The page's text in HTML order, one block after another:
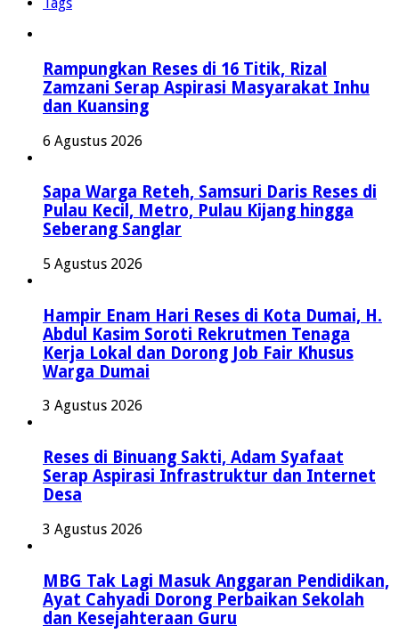
Rampungkan Reses di 16 Titik, Rizal
Zamzani Serap Aspirasi Masyarakat Inhu
dan Kuansing
6 Agustus 2026
Sapa Warga Reteh, Samsuri Daris Reses di
Pulau Kecil, Metro, Pulau Kijang hingga
Seberang Sanglar
5 Agustus 2026
Hampir Enam Hari Reses di Kota Dumai, H.
Abdul Kasim Soroti Rekrutmen Tenaga
Kerja Lokal dan Dorong Job Fair Khusus
Warga Dumai
3 Agustus 2026
Reses di Binuang Sakti, Adam Syafaat
Serap Aspirasi Infrastruktur dan Internet
Desa
3 Agustus 2026
MBG Tak Lagi Masuk Anggaran Pendidikan,
Ayat Cahyadi Dorong Perbaikan Sekolah
dan Kesejahteraan Guru